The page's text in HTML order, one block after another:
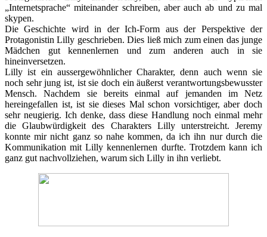
„Internetsprache“ miteinander schreiben, aber auch ab und zu mal
skypen.
Die Geschichte wird in der Ich-Form aus der Perspektive der
Protagonistin Lilly geschrieben. Dies ließ mich zum einen das junge
Mädchen gut kennenlernen und zum anderen auch in sie
hineinversetzen.
Lilly ist ein aussergewöhnlicher Charakter, denn auch wenn sie
noch sehr jung ist, ist sie doch ein äußerst verantwortungsbewusster
Mensch. Nachdem sie bereits einmal auf jemanden im Netz
hereingefallen ist, ist sie dieses Mal schon vorsichtiger, aber doch
sehr neugierig. Ich denke, dass diese Handlung noch einmal mehr
die Glaubwürdigkeit des Charakters Lilly unterstreicht. Jeremy
konnte mir nicht ganz so nahe kommen, da ich ihn nur durch die
Kommunikation mit Lilly kennenlernen durfte. Trotzdem kann ich
ganz gut nachvollziehen, warum sich Lilly in ihn verliebt.